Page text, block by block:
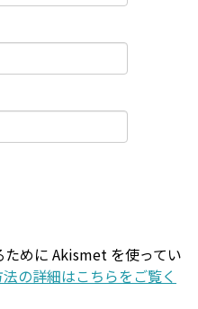
めに Akismet を使ってい
の詳細はこちらをご覧く